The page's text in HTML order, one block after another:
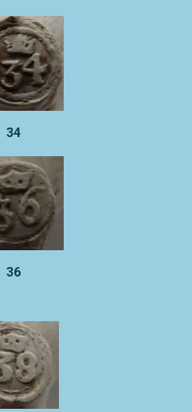
34
36